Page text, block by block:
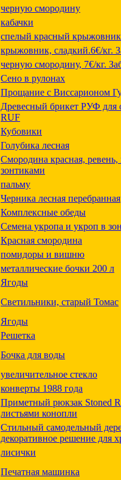
черную смородину
кабачки
спелый красный крыжовник
крыжовник, сладкий.6€/кг.
черную смородину, 7€/кг.
Сено в рулонах
Прощание с Виссарионом
Древесный брикет РУФ для
RUF
Кубовики
Голубика лесная
Смородина красная, ревень,
зонтиками
пальму
Черника лесная перебранная
Комплексные обеды
Семена укропа и укроп в
Красная смородина
помидоры и вишню
металлические бочки 200 л
Ягоды
Светильники, старый Томас
Ягоды
Решетка
Бочка для воды
увеличительное стекло
конверты 1988 года
Приметный рюкзак Stoned
листьями конопли
Стильный самодельный
декоративное решение для
лисички
Печатная машинка